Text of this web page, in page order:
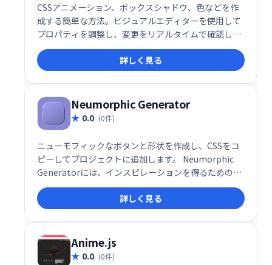
CSSアニメーション、ボックスシャドウ、色などを作
成する簡単な方法。ビジュアルエディターを使用して
プロパティを調整し、変更をリアルタイムで確認しま
す。次に、生成されたCSSをすぐに取得して、プロジ
ェクトで使用します。詳しく見る
Neumorphic Generator
0.0 (0件)
ニューモフィックなボタンと形状を作成し、CSSをコ
ピーしてプロジェクトに追加します。 Neumorphic
Generatorには、インスピレーションを得るための50
以上のプリセットが付属しています。
詳しく見る
Anime.js
0.0 (0件)